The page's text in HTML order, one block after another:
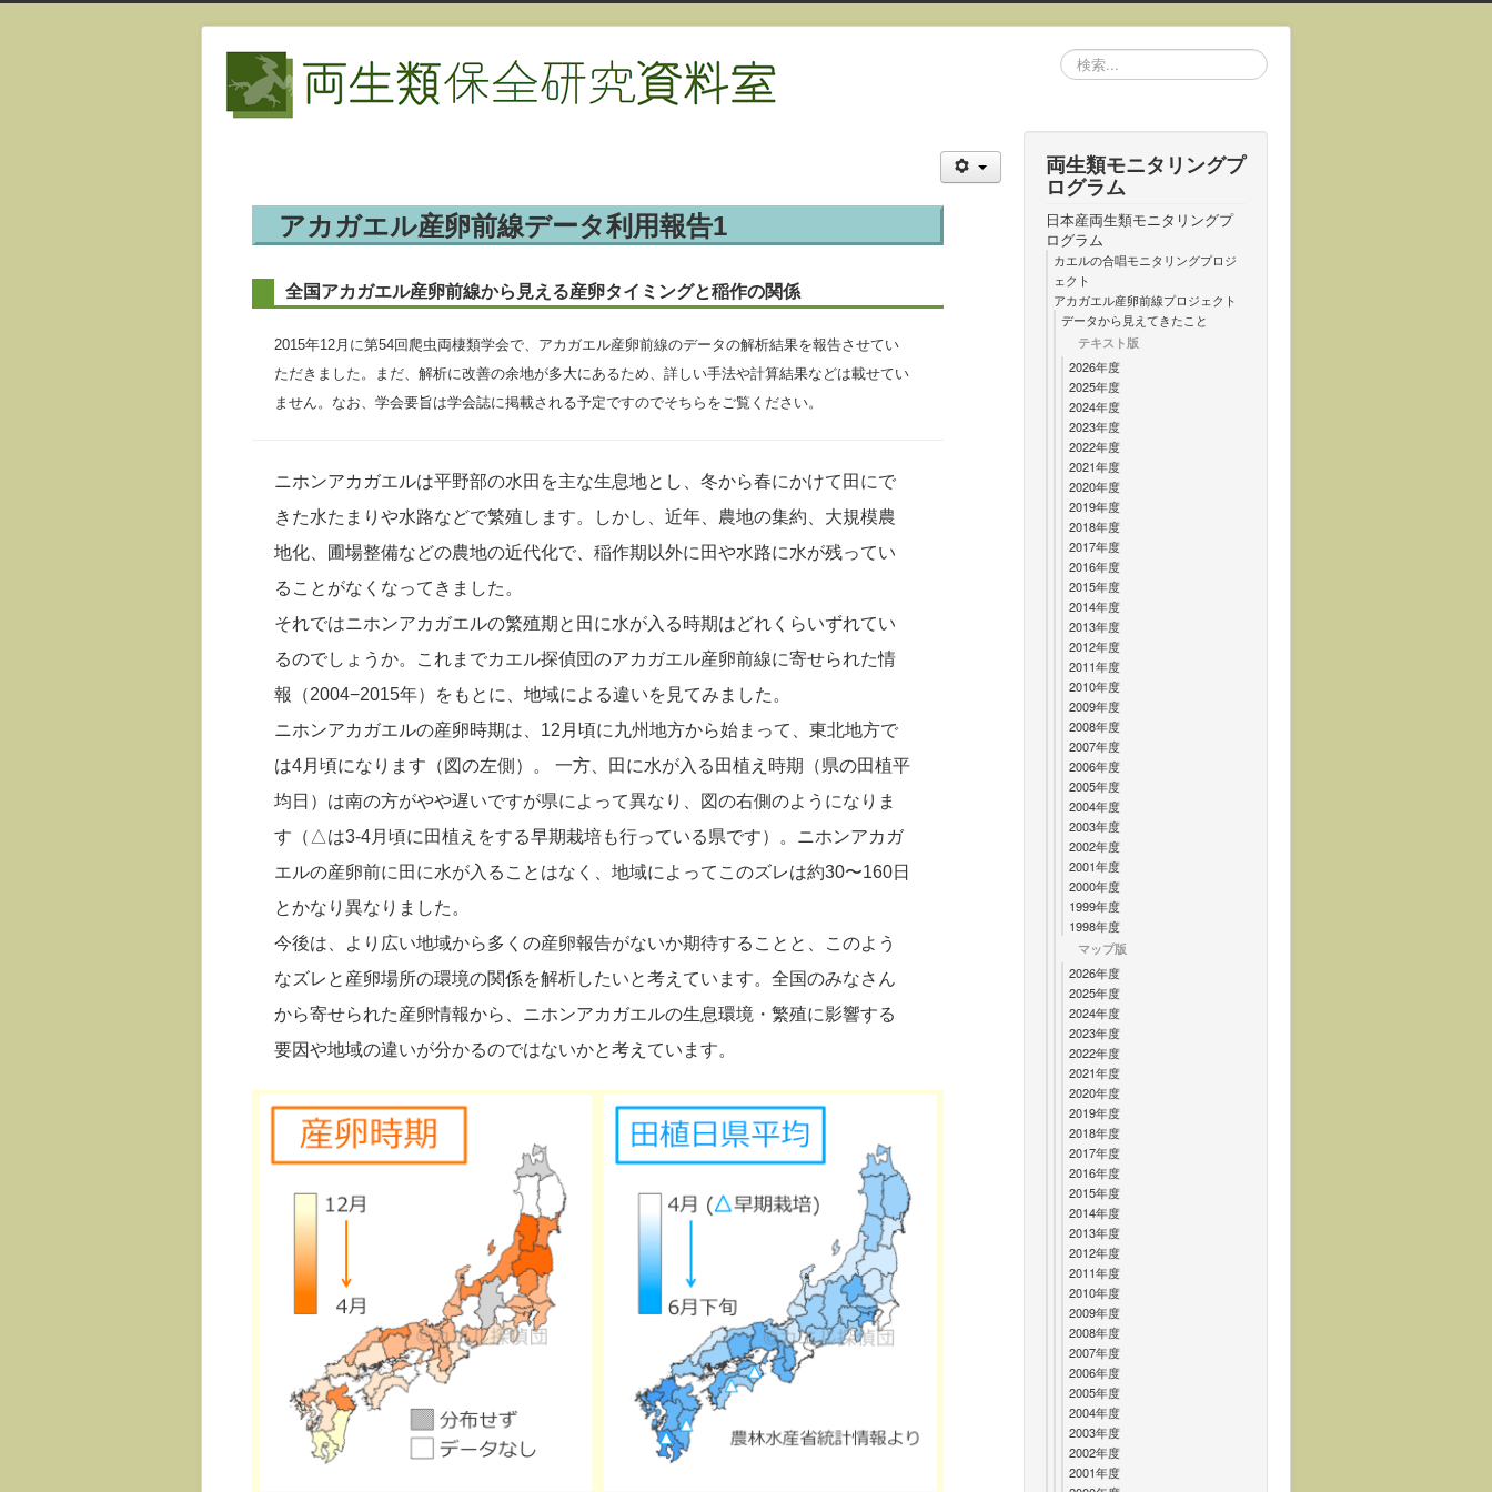
検
索...
アカガエル産卵前線データ利用報告1
全国アカガエル産卵前線から見える産卵タイミングと稲作の関係
2015年12月に第54回爬虫両棲類学会で、アカガエル産卵前線のデータの解析結果を報告させてい
ただきました。まだ、解析に改善の余地が多大にあるため、詳しい手法や計算結果などは載せてい
ません。なお、学会要旨は学会誌に掲載される予定ですのでそちらをご覧ください。
ニホンアカガエルは平野部の水田を主な生息地とし、冬から春にかけて田にで
きた水たまりや水路などで繁殖します。しかし、近年、農地の集約、大規模農
地化、圃場整備などの農地の近代化で、稲作期以外に田や水路に水が残ってい
ることがなくなってきました。
それではニホンアカガエルの繁殖期と田に水が入る時期はどれくらいずれてい
るのでしょうか。これまでカエル探偵団のアカガエル産卵前線に寄せられた情
報（2004−2015年）をもとに、地域による違いを見てみました。
ニホンアカガエルの産卵時期は、12月頃に九州地方から始まって、東北地方で
は4月頃になります（図の左側）。 一方、田に水が入る田植え時期（県の田植平
均日）は南の方がやや遅いですが県によって異なり、図の右側のようになりま
す（△は3-4月頃に田植えをする早期栽培も行っている県です）。ニホンアカガ
エルの産卵前に田に水が入ることはなく、地域によってこのズレは約30〜160日
とかなり異なりました。
今後は、より広い地域から多くの産卵報告がないか期待することと、このよう
なズレと産卵場所の環境の関係を解析したいと考えています。全国のみなさん
から寄せられた産卵情報から、ニホンアカガエルの生息環境・繁殖に影響する
要因や地域の違いが分かるのではないかと考えています。
両生類モニタリングプ
ログラム
日本産両生類モニタリングプ
ログラム
カエルの合唱モニタリングプロジ
ェクト
アカガエル産卵前線プロジェクト
データから見えてきたこと
テキスト版
2026年度
2025年度
2024年度
2023年度
2022年度
2021年度
2020年度
2019年度
2018年度
2017年度
2016年度
2015年度
2014年度
2013年度
2012年度
2011年度
2010年度
2009年度
2008年度
2007年度
2006年度
2005年度
2004年度
2003年度
2002年度
2001年度
2000年度
1999年度
1998年度
マップ版
2026年度
2025年度
2024年度
2023年度
2022年度
2021年度
2020年度
2019年度
2018年度
2017年度
2016年度
2015年度
2014年度
2013年度
2012年度
2011年度
2010年度
2009年度
2008年度
2007年度
2006年度
2005年度
2004年度
2003年度
2002年度
2001年度